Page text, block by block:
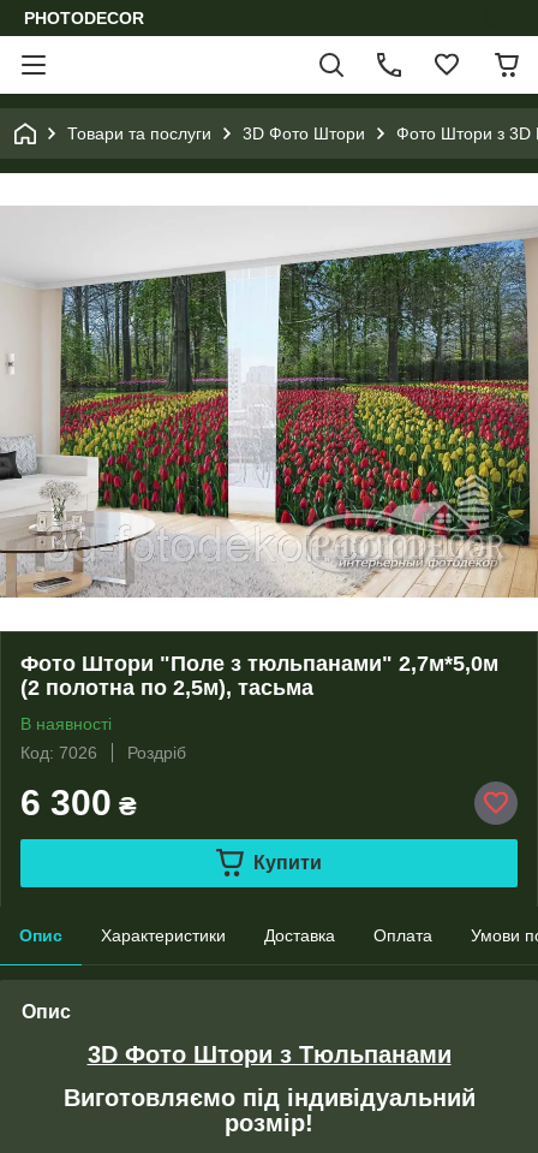
PHOTODECOR
Товари та послуги 3D Фото Штори Фото Штори з 3D
Фото Штори "Поле з тюльпанами" 2,7м*5,0м
(2 полотна по 2,5м), тасьма
В наявності
Код: 7026
Роздріб
6 300 ₴
Купити
Опис Характеристики Доставка Оплата Умови
Опис
3D Фото Штори з Тюльпанами
Виготовляємо під індивідуальний
розмір!